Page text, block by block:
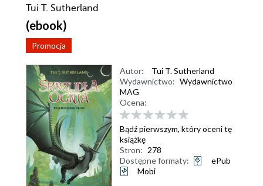
Tui T. Sutherland
(ebook)
Promocja
Autor:
Tui T. Sutherland
Wydawnictwo: Wydawnictwo
MAG
Ocena:
Bądź pierwszym, który oceni tę
książkę
Stron: 278
Dostępne formaty:
ePub
Mobi